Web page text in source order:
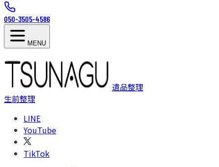
050-3505-4586
MENU
遺品整理
生前整理
LINE
YouTube
TikTok